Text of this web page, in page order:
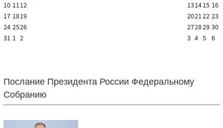
10 1112 131415 16
17 1819 202122 23
24 2526 272829 30
31 1 2 3 4 5 6
Послание Президента России Федеральному
Собранию